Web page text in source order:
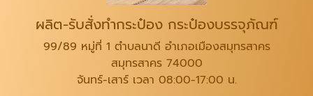
ผลิต-รับสั่งทำกระป๋อง กระป๋องบรรจุภัณฑ์
99/89 หมู่ที่ 1 ตำบลนาดี อำเภอเมืองสมุทรสาคร
สมุทรสาคร 74000
จันทร์-เสาร์ เวลา 08:00-17:00 น.